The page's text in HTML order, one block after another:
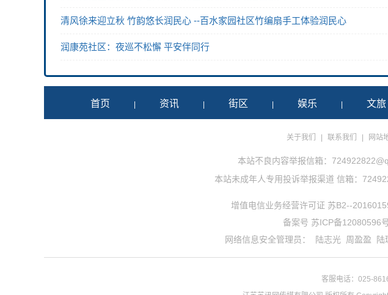
清风徐来迎立秋 竹韵悠长润民心 --百水家园社区竹编扇手工体验润民心
润康苑社区：夜巡不松懈 平安伴同行
首页 | 资讯 | 街区 | 娱乐 | 文旅
关于我们 | 联系我们 | 网站
本站不良内容举报信箱：
本站未成年人专用投诉举报渠道 信箱：
增值电信业务经营许可证 苏B2--
备案号 苏ICP备12080596
网络信息安全管理员：
陆志光 周盈盈 陆
客服电话：025-